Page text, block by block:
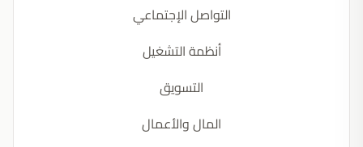
التواصل الإجتماعي
أنظمة التشغيل
التسويق
المال والأعمال